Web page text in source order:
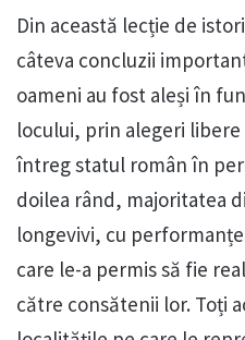
Din această lecție de
câteva concluzii
oameni au fost aleși în
locului, prin alegeri
întreg statul român în
doilea rând, majoritatea
longevivi, cu
care le-a permis să fie
către consătenii lor. Toți